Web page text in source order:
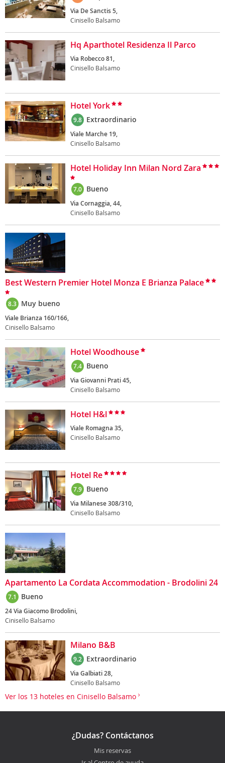
Via De Sanctis 5,
Cinisello Balsamo
Hq Aparthotel Residenza Il Parco
Via Robecco 81,
Cinisello Balsamo
Hotel York
9.8 Extraordinario
Viale Marche 19,
Cinisello Balsamo
Hotel Holiday Inn Milan Nord Zara
7.0 Bueno
Via Cornaggia, 44,
Cinisello Balsamo
Best Western Premier Hotel Monza E Brianza Palace
8.3 Muy bueno
Viale Brianza 160/166,
Cinisello Balsamo
Hotel Woodhouse
7.4 Bueno
Via Giovanni Prati 45,
Cinisello Balsamo
Hotel H&l
Viale Romagna 35,
Cinisello Balsamo
Hotel Re
7.9 Bueno
Via Milanese 308/310,
Cinisello Balsamo
Apartamento La Cordata Accommodation - Brodolini 24
7.1 Bueno
24 Via Giacomo Brodolini,
Cinisello Balsamo
Milano B&B
9.2 Extraordinario
Via Galbiati 28,
Cinisello Balsamo
Ver los 13 hoteles en Cinisello Balsamo
¿Dudas? Contáctanos
Mis reservas